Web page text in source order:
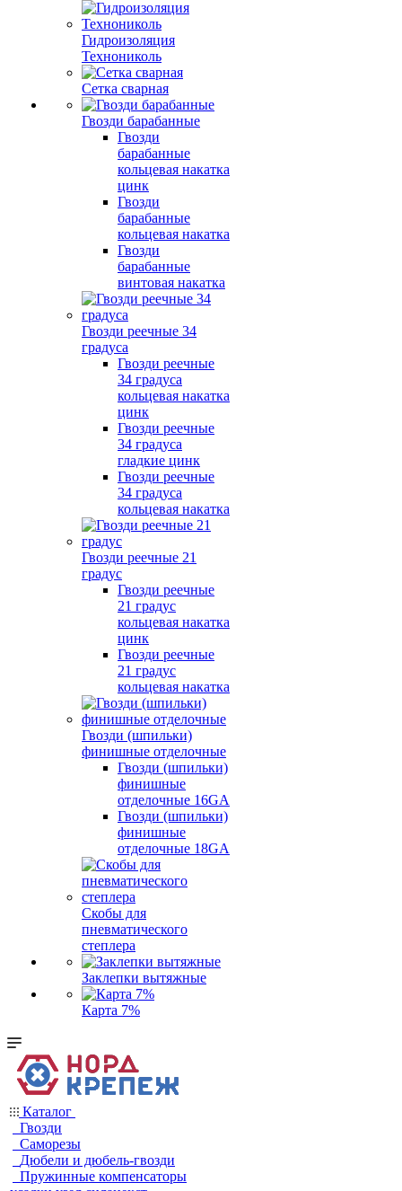
Гидроизоляция
Технониколь
Сетка сварная
Гвозди барабанные
Гвозди
барабанные
кольцевая накатка
цинк
Гвозди
барабанные
кольцевая накатка
Гвозди
барабанные
винтовая накатка
Гвозди реечные 34
градуса
Гвозди реечные
34 градуса
кольцевая накатка
цинк
Гвозди реечные
34 градуса
гладкие цинк
Гвозди реечные
34 градуса
кольцевая накатка
Гвозди реечные 21
градус
Гвозди реечные
21 градус
кольцевая накатка
цинк
Гвозди реечные
21 градус
кольцевая накатка
Гвозди (шпильки)
финишные отделочные
Гвозди (шпильки)
финишные
отделочные 16GA
Гвозди (шпильки)
финишные
отделочные 18GA
Скобы для
пневматического
степлера
Заклепки вытяжные
Карта 7%
Каталог
Гвозди
Саморезы
Дюбели и дюбель-гвозди
Пружинные компенсаторы